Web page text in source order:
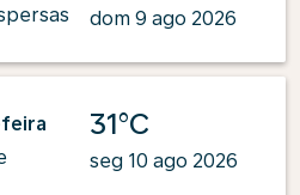
dom 9 ago 2026
31°C
seg 10 ago 2026